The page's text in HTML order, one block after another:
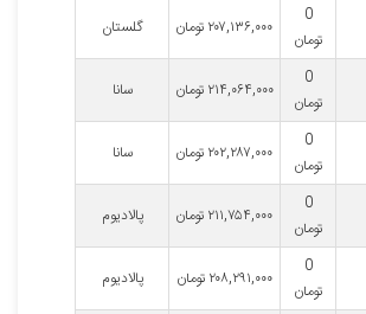
0
تومان
۲۰۷,۱۳۶,۰۰۰ تومان گلستان
0
تومان
۲۱۴,۰۶۴,۰۰۰ تومان سانا
0
تومان
۲۰۲,۲۸۷,۰۰۰ تومان سانا
0
تومان
۲۱۱,۷۵۴,۰۰۰ تومان پالادیوم
0
تومان
۲۰۸,۲۹۱,۰۰۰ تومان پالادیوم